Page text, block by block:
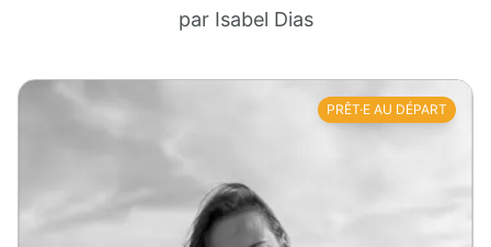
par Isabel Dias
PRÊT·E AU DÉPART